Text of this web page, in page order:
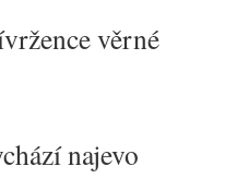
věrné
najevo